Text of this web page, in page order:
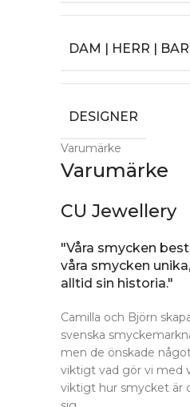
DAM | HERR |
DESIGNER
Varumärke
Varumärke
CU Jewellery
"Våra smycken
våra smycken
alltid sin historia."
Camilla och Björn
svenska
men de önskade
viktigt vad gör vi med
viktigt hur smycket är